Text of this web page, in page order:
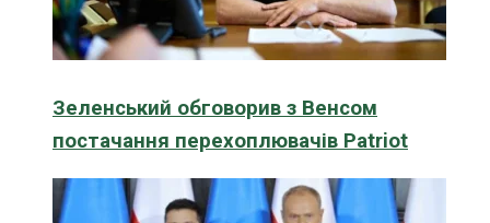
Зеленський обговорив з Венсом
постачання перехоплювачів Patriot